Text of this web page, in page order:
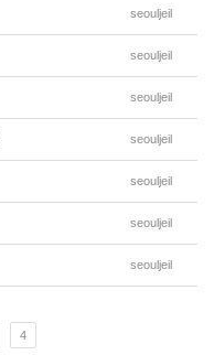
seouljeil
seouljeil
seouljeil
seouljeil
seouljeil
seouljeil
seouljeil
4